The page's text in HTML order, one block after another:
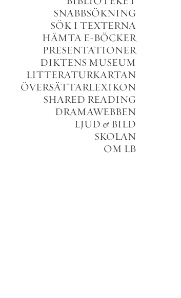
SNABBSÖKNING
SÖK I TEXTERNA
HÄMTA E-BÖCKER
PRESENTATIONER
DIKTENS MUSEUM
LITTERATURKARTAN
ÖVERSÄTTARLEXIKON
SHARED READING
DRAMAWEBBEN
LJUD & BILD
SKOLAN
OM LB